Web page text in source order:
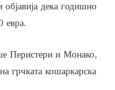
дека годишно
евра.
Перистери и Монако,
грчката кошаркарска